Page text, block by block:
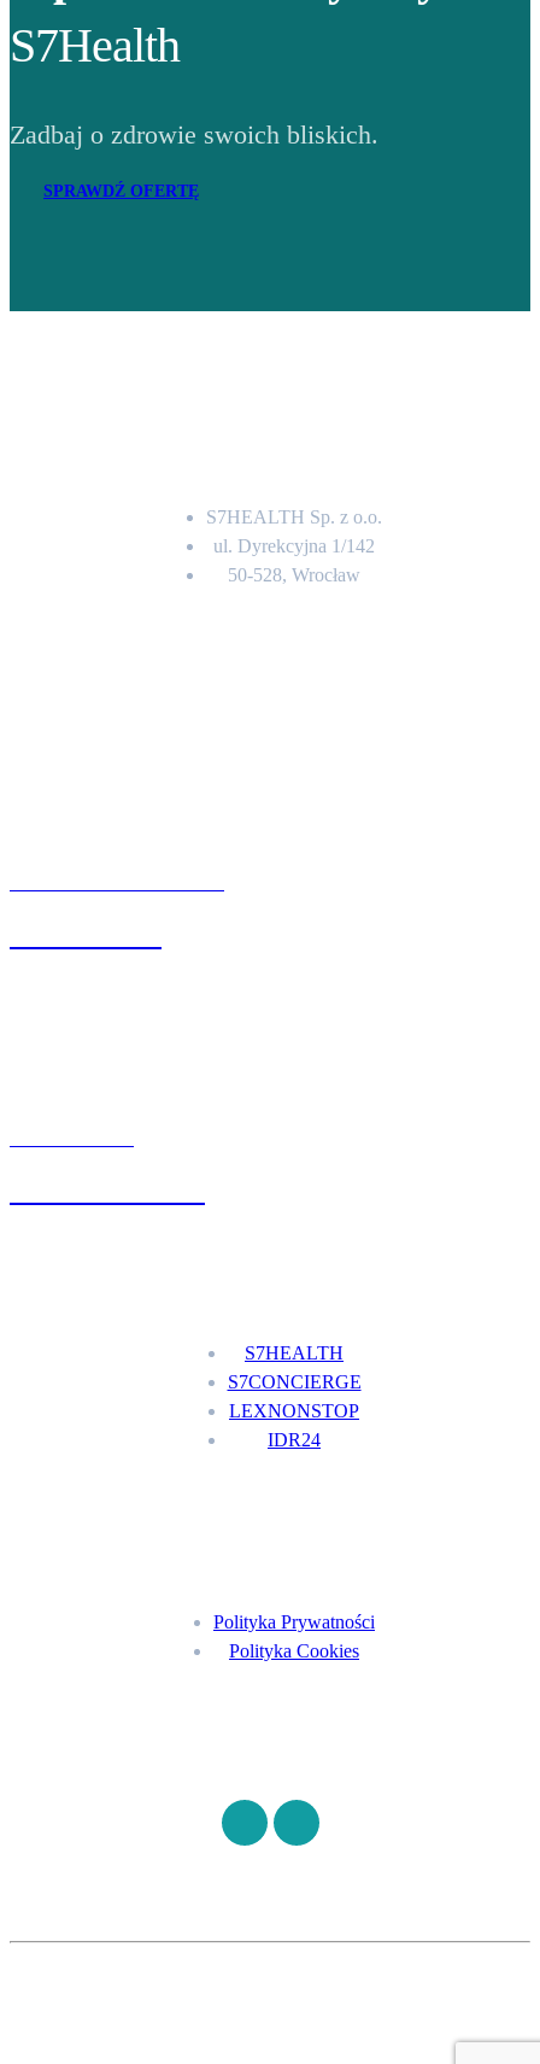
S7Health
Zadbaj o zdrowie swoich bliskich.
SPRAWDŹ OFERTĘ
S7HEALTH Sp. z o.o.
ul. Dyrekcyjna 1/142
50-528, Wrocław
S7HEALTH
S7CONCIERGE
LEXNONSTOP
IDR24
Polityka Prywatności
Polityka Cookies